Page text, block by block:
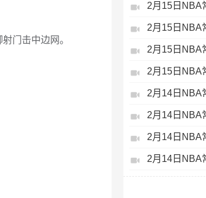
门击中边网。
2月15日NBA
2月15日NBA
2月15日NBA
2月14日NBA
2月14日NBA